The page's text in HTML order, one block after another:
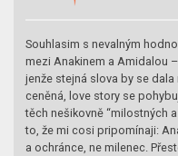
Souhlasim s nevalným
mezi Anakinem a Amidalou
jenže stejná slova by se
ceněná, love story se
těch nešikovně “milostných
to, že mi cosi pripomínaji:
a ochránce, ne milenec.